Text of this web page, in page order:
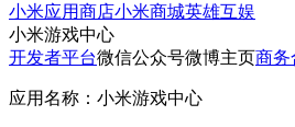
小米应用商店小米商城英雄互娱
小米游戏中心
开发者平台微信公众号微博主页商务
应用名称：小米游戏中心